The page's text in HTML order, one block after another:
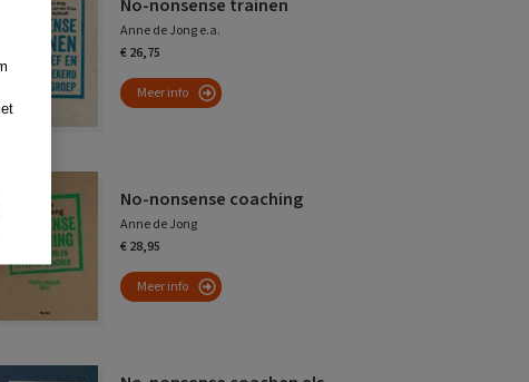
No-nonsense trainen
Anne de Jong e.a.
€ 26,75
Meer info
No-nonsense coaching
Anne de Jong
€ 28,95
Meer info